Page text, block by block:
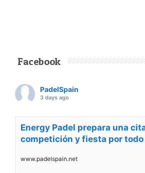
Facebook
PadelSpain
3 days ago
Energy Padel prepara una
competición y fiesta por todo
www.padelspain.net